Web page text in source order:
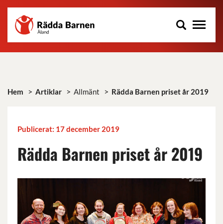
Hoppa
till
huvudinnehåll
Rädda
Barnen
på
Åland
Hem > Artiklar > Allmänt > Rädda Barnen priset år 2019
Publicerat: 17 december 2019
Rädda Barnen priset år 2019